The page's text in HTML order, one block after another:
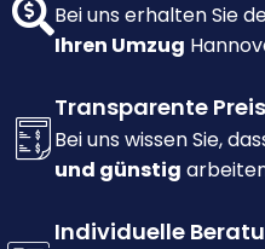
Bei uns erhalten Sie
Ihren Umzug
Transparente
Bei uns wissen Sie,
und günstig
Individuelle